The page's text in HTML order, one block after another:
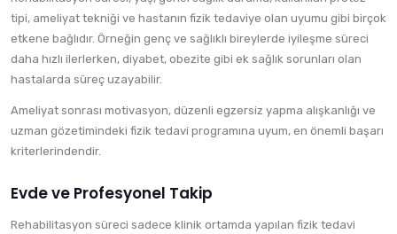
tipi, ameliyat tekniği ve hastanın fizik tedaviye olan uyumu gibi birçok
etkene bağlıdır. Örneğin genç ve sağlıklı bireylerde iyileşme süreci
daha hızlı ilerlerken, diyabet, obezite gibi ek sağlık sorunları olan
hastalarda süreç uzayabilir.
Ameliyat sonrası motivasyon, düzenli egzersiz yapma alışkanlığı ve
uzman gözetimindeki fizik tedavi programına uyum, en önemli başarı
kriterlerindendir.
Evde ve Profesyonel Takip
Rehabilitasyon süreci sadece klinik ortamda yapılan fizik tedavi